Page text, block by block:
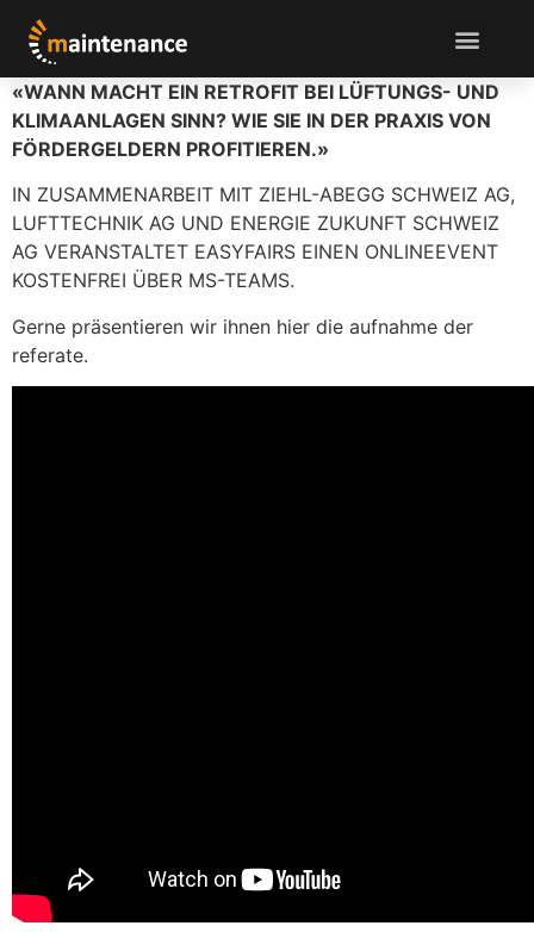
«WANN MACHT EIN RETROFIT BEI LÜFTUNGS- UND
KLIMAANLAGEN SINN? WIE SIE IN DER PRAXIS VON
FÖRDERGELDERN PROFITIEREN.»
IN ZUSAMMENARBEIT MIT ZIEHL-ABEGG SCHWEIZ AG,
LUFTTECHNIK AG UND ENERGIE ZUKUNFT SCHWEIZ
AG VERANSTALTET EASYFAIRS EINEN ONLINEEVENT
KOSTENFREI ÜBER MS-TEAMS.
Gerne präsentieren wir ihnen hier die aufnahme der
referate.